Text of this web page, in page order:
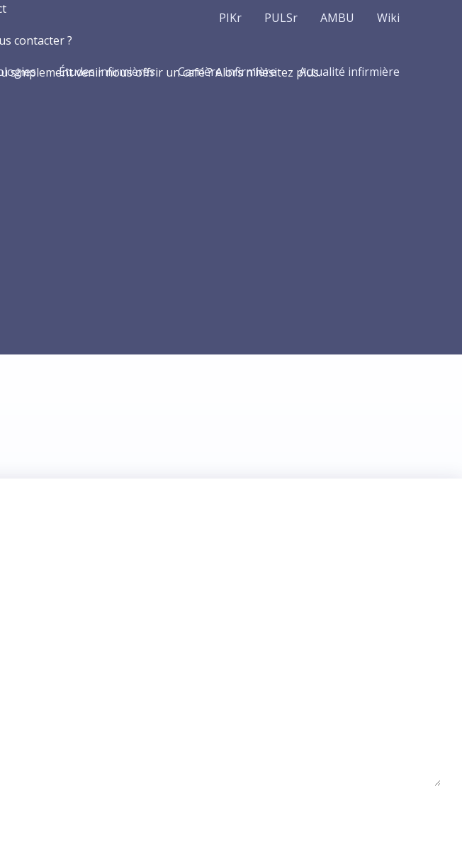
PIKr PULSr AMBU Wiki
Études infirmières Carrière infirmière Actualité infirmière
contacter ?
venir nous offrir un café ? Alors n’hésitez plus.